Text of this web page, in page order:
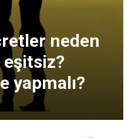
neden
eşitsiz?
yapmalı?